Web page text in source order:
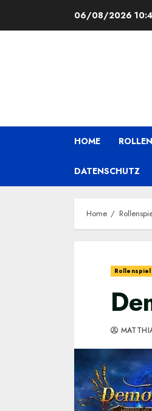
06/08/2026
HOME
DATENSCHUTZ
Home
Rollenspiel